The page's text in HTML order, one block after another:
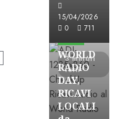
15/04/2026
0
711
3 minuti
letti
Astorri News
WORLD
RADIO
DAY,
RICAVI
LOCALI